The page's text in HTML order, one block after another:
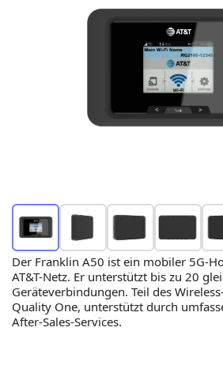
Der Franklin A50 ist ein mobiler 5G-
AT&T-Netz. Er unterstützt bis zu 20
Geräteverbindungen. Teil des
Quality One, unterstützt durch
After-Sales-Services.